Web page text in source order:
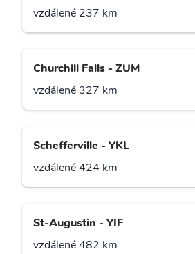
vzdálené 237 km
Churchill Falls - ZUM
vzdálené 327 km
Schefferville - YKL
vzdálené 424 km
St-Augustin - YIF
vzdálené 482 km